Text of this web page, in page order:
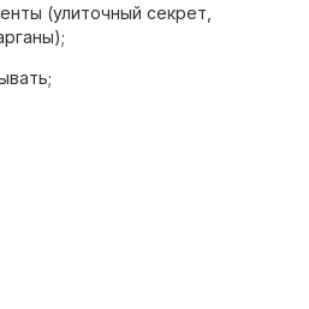
(улиточный секрет,